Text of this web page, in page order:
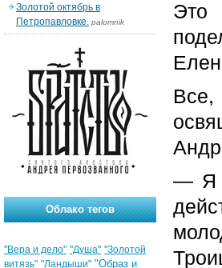
Это
Все,
— Я
Золотой октябрь в
Петропавловке. palomnik
Облако тегов
"Вера и дело" "Душа" "Золотой
витязь" "Ландыши" "Образ и